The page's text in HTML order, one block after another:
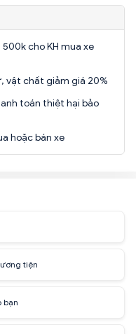
cho KH mua xe
vật chất giảm giá 20%
toán thiệt hại bảo
hoặc bán xe
tiện
bạn